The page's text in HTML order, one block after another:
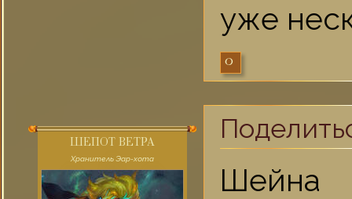
уже
0
ШЕПОТ ВЕТРА
Хранитель Эар-хота
Шейна